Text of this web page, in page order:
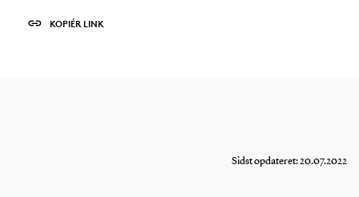
KOPIÉR LINK
Sidst opdateret: 20.07.2022